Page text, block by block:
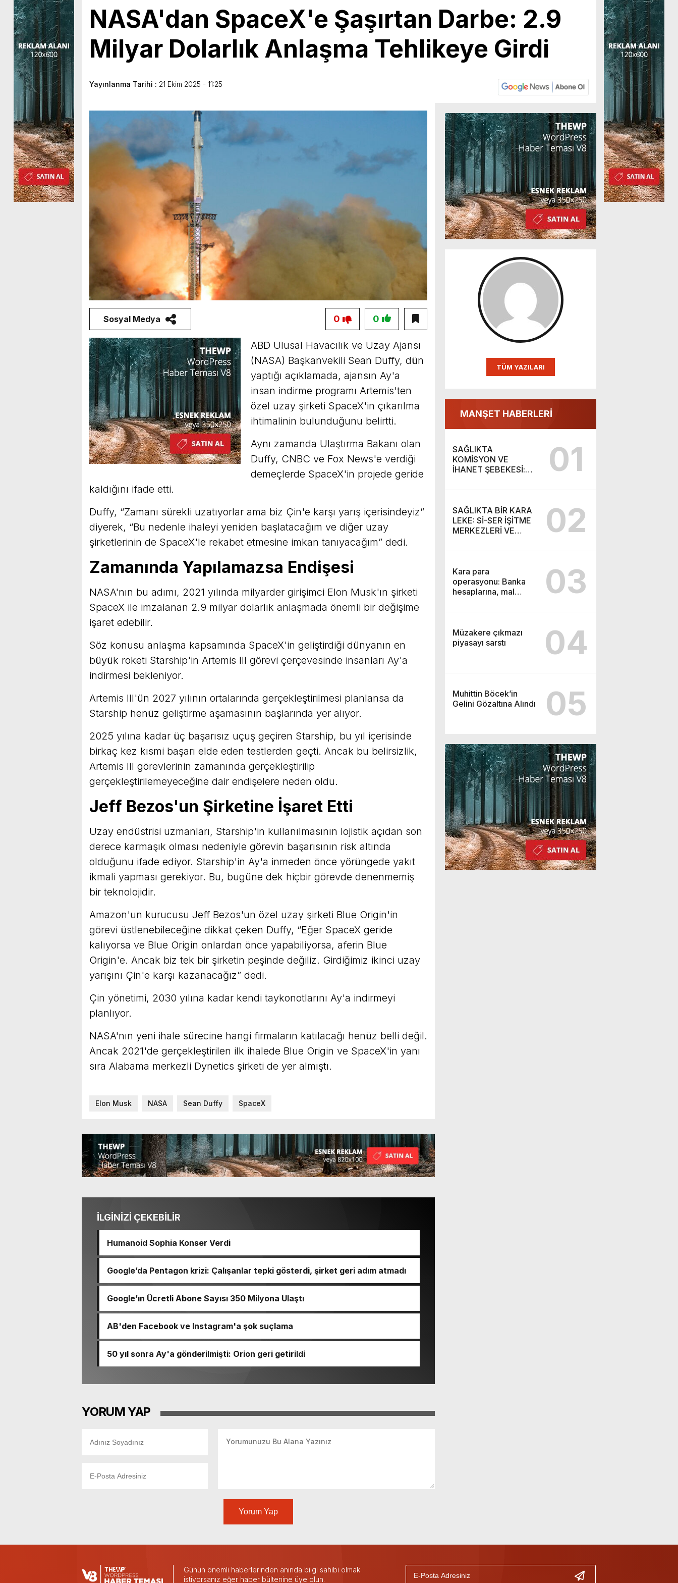
NASA'dan SpaceX'e Şaşırtan Darbe: 2.9
Milyar Dolarlık Anlaşma Tehlikeye Girdi
Yayınlanma Tarihi : 21 Ekim 2025 - 11:25
TÜM YAZILARI
MANŞET HABERLERİ
SAĞLIKTA
KOMİSYON VE
İHANET ŞEBEKESİ:
VURGUNU!
01
SAĞLIKTA BİR KARA
LEKE: Sİ-SER İŞİTME
MERKEZLERİ VE
02
Kara para
operasyonu: Banka
hesaplarına, mal
03
Müzakere çıkmazı
piyasayı sarstı
04
Muhittin Böcek’in
Gelini Gözaltına Alındı
05
Sosyal Medya 0
0
ABD Ulusal Havacılık ve Uzay Ajansı
(NASA) Başkanvekili Sean Duffy, dün
yaptığı açıklamada, ajansın Ay'a
insan indirme programı Artemis'ten
özel uzay şirketi SpaceX'in çıkarılma
ihtimalinin bulunduğunu belirtti.
Aynı zamanda Ulaştırma Bakanı olan
Duffy, CNBC ve Fox News'e verdiği
demeçlerde SpaceX'in projede geride
kaldığını ifade etti.
Duffy, “Zamanı sürekli uzatıyorlar ama biz Çin'e karşı yarış içerisindeyiz”
diyerek, “Bu nedenle ihaleyi yeniden başlatacağım ve diğer uzay
şirketlerinin de SpaceX'le rekabet etmesine imkan tanıyacağım” dedi.
Zamanında Yapılamazsa Endişesi
NASA'nın bu adımı, 2021 yılında milyarder girişimci Elon Musk'ın şirketi
SpaceX ile imzalanan 2.9 milyar dolarlık anlaşmada önemli bir değişime
işaret edebilir.
Söz konusu anlaşma kapsamında SpaceX'in geliştirdiği dünyanın en
büyük roketi Starship'in Artemis III görevi çerçevesinde insanları Ay'a
indirmesi bekleniyor.
Artemis III'ün 2027 yılının ortalarında gerçekleştirilmesi planlansa da
Starship henüz geliştirme aşamasının başlarında yer alıyor.
2025 yılına kadar üç başarısız uçuş geçiren Starship, bu yıl içerisinde
birkaç kez kısmi başarı elde eden testlerden geçti. Ancak bu belirsizlik,
Artemis III görevlerinin zamanında gerçekleştirilip
gerçekleştirilemeyeceğine dair endişelere neden oldu.
Jeff Bezos'un Şirketine İşaret Etti
Uzay endüstrisi uzmanları, Starship'in kullanılmasının lojistik açıdan son
derece karmaşık olması nedeniyle görevin başarısının risk altında
olduğunu ifade ediyor. Starship'in Ay'a inmeden önce yörüngede yakıt
ikmali yapması gerekiyor. Bu, bugüne dek hiçbir görevde denenmemiş
bir teknolojidir.
Amazon'un kurucusu Jeff Bezos'un özel uzay şirketi Blue Origin'in
görevi üstlenebileceğine dikkat çeken Duffy, “Eğer SpaceX geride
kalıyorsa ve Blue Origin onlardan önce yapabiliyorsa, aferin Blue
Origin'e. Ancak biz tek bir şirketin peşinde değiliz. Girdiğimiz ikinci uzay
yarışını Çin'e karşı kazanacağız” dedi.
Çin yönetimi, 2030 yılına kadar kendi taykonotlarını Ay'a indirmeyi
planlıyor.
NASA'nın yeni ihale sürecine hangi firmaların katılacağı henüz belli değil.
Ancak 2021'de gerçekleştirilen ilk ihalede Blue Origin ve SpaceX'in yanı
sıra Alabama merkezli Dynetics şirketi de yer almıştı.
Elon Musk NASA Sean Duffy SpaceX
İLGİNİZİ ÇEKEBİLİR
Humanoid Sophia Konser Verdi
Google’da Pentagon krizi: Çalışanlar tepki gösterdi, şirket geri adım atmadı
Google’ın Ücretli Abone Sayısı 350 Milyona Ulaştı
AB'den Facebook ve Instagram'a şok suçlama
50 yıl sonra Ay'a gönderilmişti: Orion geri getirildi
YORUM YAP
Yorum Yap
Günün önemli haberlerinden anında bilgi sahibi olmak
istiyorsanız eğer haber bültenine üye olun.